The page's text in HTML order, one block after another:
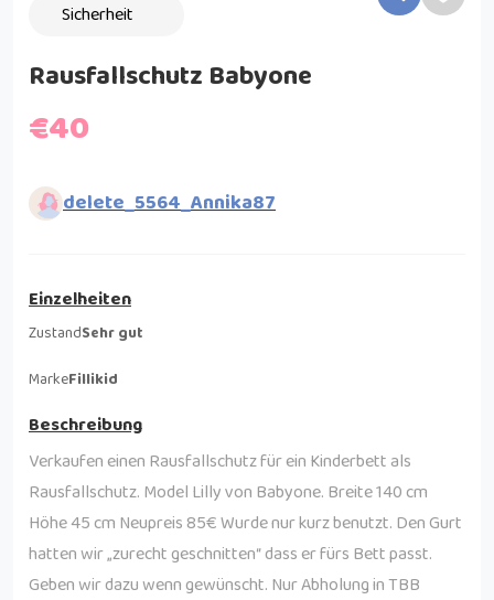
Sicherheit
Rausfallschutz Babyone
€40
delete_5564_Annika87
Einzelheiten
ZustandSehr gut
MarkeFillikid
Beschreibung
Verkaufen einen Rausfallschutz für ein Kinderbett als
Rausfallschutz. Model Lilly von Babyone. Breite 140 cm
Höhe 45 cm Neupreis 85€ Wurde nur kurz benutzt. Den Gurt
hatten wir „zurecht geschnitten“ dass er fürs Bett passt.
Geben wir dazu wenn gewünscht. Nur Abholung in TBB